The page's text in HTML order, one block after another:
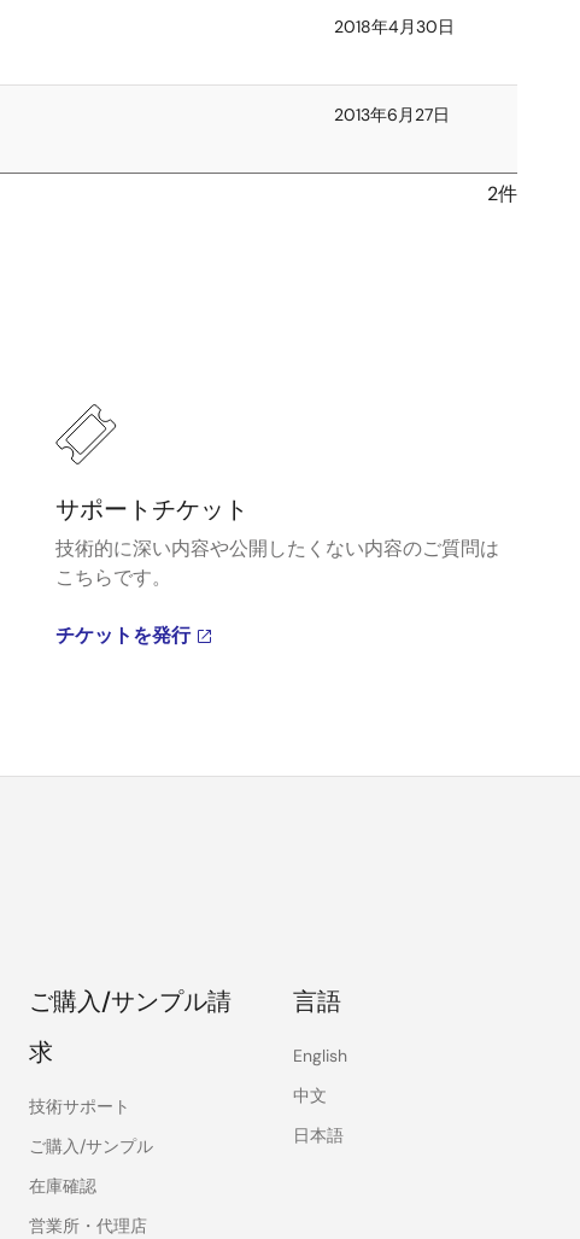
2018年4月30日
2013年6月27日
2件
サポートチケット
技術的に深い内容や公開したくない内容のご質問は
こちらです。
チケットを発行
ご購入/サンプル請
求
技術サポート
ご購入/サンプル
在庫確認
営業所・代理店
言語
English
中文
日本語